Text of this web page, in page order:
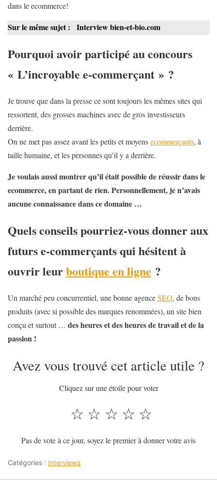
dans le ecommerce!
Sur le même sujet : Interview bien-et-bio.com
Pourquoi avoir participé au concours
« L’incroyable e-commerçant » ?
Je trouve que dans la presse ce sont toujours les mêmes sites qui
ressortent, des grosses machines avec de gros investisseurs
derrière.
On ne met pas assez avant les petits et moyensecommerçants, à
taille humaine, et les personnes qu’il y a derrière.
Je voulais aussi montrer qu’il était possible de réussir dans le
ecommerce, en partant de rien. Personnellement, je n’avais
aucune connaissance dans ce domaine …
Quels conseils pourriez-vous donner aux
futurs e-commerçants qui hésitent à
ouvrir leurboutique en ligne ?
Un marché peu concurrentiel, une bonne agenceSEO, de bons
produits (avec si possible des marques renommées), un site bien
conçu et surtout … des heures et des heures de travail et de la
passion !
Avez vous trouvé cet article utile ?
Cliquez sur une étoile pour voter
☆
☆
☆
☆
☆
Pas de vote à ce jour, soyez le premier à donner votre avis
Catégories : Interviews